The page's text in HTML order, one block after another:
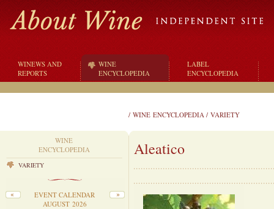
WINEWS AND
REPORTS
WINE
ENCYCLOPEDIA
LABEL
ENCYCLOPEDIA
/ WINE ENCYCLOPEDIA / VARIETY
WINE
ENCYCLOPEDIA
VARIETY
EVENT CALENDAR
AUGUST 2026
Aleatico